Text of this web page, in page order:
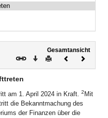
Gesamtansicht
Download
DruckenVorheriges
am 1. April 2024 in Kraft. 2 Mit
die Bekanntmachung des
der Finanzen über die